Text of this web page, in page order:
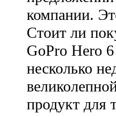
компании.
Стоит ли
GoPro Hero
несколько
продукт для